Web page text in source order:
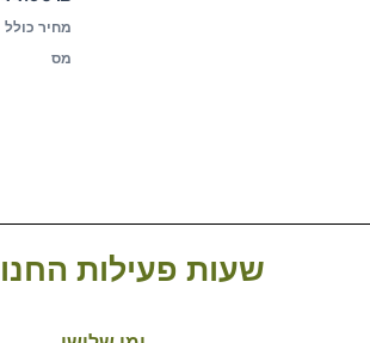
מחיר כולל
מס
שעות פעילות